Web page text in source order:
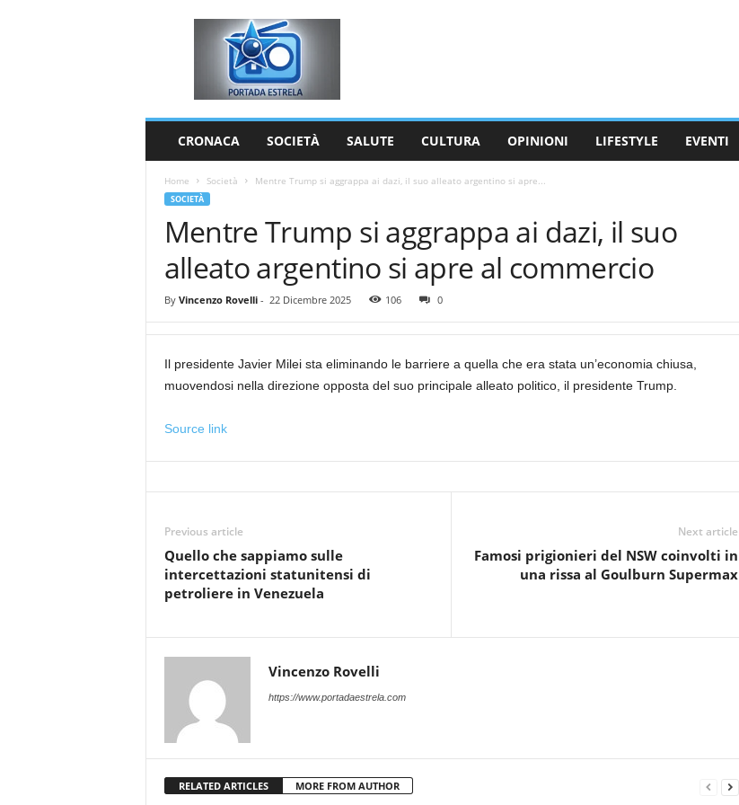
CRONACA SOCIETÀ SALUTE CULTURA OPINIONI LIFESTYLE EVENTI
Home Società Mentre Trump si aggrappa ai dazi, il suo alleato argentino si apre...
SOCIETÀ
Mentre Trump si aggrappa ai dazi, il suo
alleato argentino si apre al commercio
By Vincenzo Rovelli- 22 Dicembre 2025 106 0
Il presidente Javier Milei sta eliminando le barriere a quella che era stata un’economia chiusa,
muovendosi nella direzione opposta del suo principale alleato politico, il presidente Trump.
Source link
Previous article
Quello che sappiamo sulle
intercettazioni statunitensi di
petroliere in Venezuela
Next article
Famosi prigionieri del NSW coinvolti in
una rissa al Goulburn Supermax
Vincenzo Rovelli
https://www.portadaestrela.com
RELATED ARTICLES MORE FROM AUTHOR